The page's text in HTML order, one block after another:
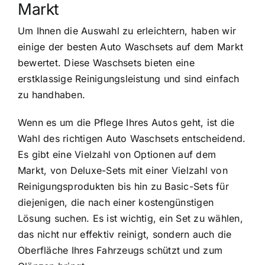
Markt
Um Ihnen die Auswahl zu erleichtern, haben wir
einige der besten Auto Waschsets auf dem Markt
bewertet. Diese Waschsets bieten eine
erstklassige Reinigungsleistung und sind einfach
zu handhaben.
Wenn es um die Pflege Ihres Autos geht, ist die
Wahl des richtigen Auto Waschsets entscheidend.
Es gibt eine Vielzahl von Optionen auf dem
Markt, von Deluxe-Sets mit einer Vielzahl von
Reinigungsprodukten bis hin zu Basic-Sets für
diejenigen, die nach einer kostengünstigen
Lösung suchen. Es ist wichtig, ein Set zu wählen,
das nicht nur effektiv reinigt, sondern auch die
Oberfläche Ihres Fahrzeugs schützt und zum